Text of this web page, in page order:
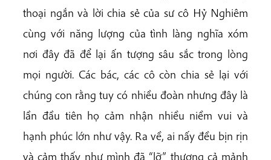
thoại ngắn và lời chia sẻ của sư cô Hỷ Nghiêm
cùng với năng lượng của tình làng nghĩa xóm
nơi đây đã để lại ấn tượng sâu sắc trong lòng
mọi người. Các bác, các cô còn chia sẻ lại với
chúng con rằng tuy có nhiều đoàn nhưng đây là
lần đầu tiên họ cảm nhận nhiều niềm vui và
hạnh phúc lớn như vậy. Ra về, ai nấy đều bịn rịn
và cảm thấy như mình đã “lỡ” thương cả mảnh